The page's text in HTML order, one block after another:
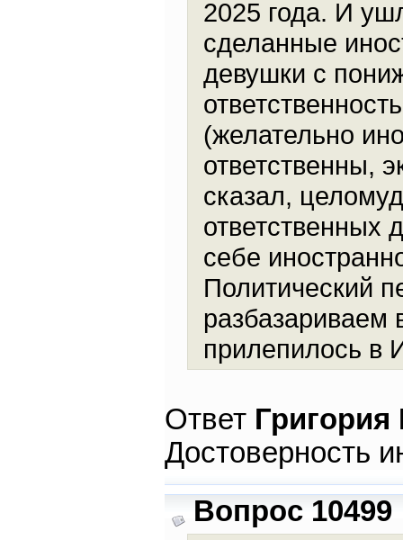
2025 года. И
сделанные
девушки с
(желательно
ответственны,
сказал,
ответственных
себе
Политический
разбазариваем
прилепилось в
Ответ
Достоверность
Вопрос 10499